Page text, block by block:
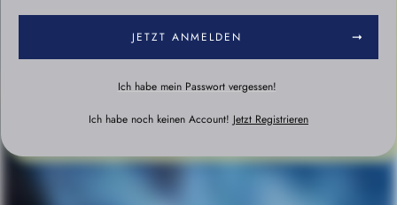
JETZT ANMELDEN
Ich habe mein Passwort vergessen!
Ich habe noch keinen Account! Jetzt Registrieren